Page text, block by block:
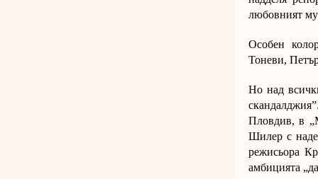
любовният му
Особен
Тоневи,
Но над
Пловдив, в
Шилер с
режисьора
амбицията